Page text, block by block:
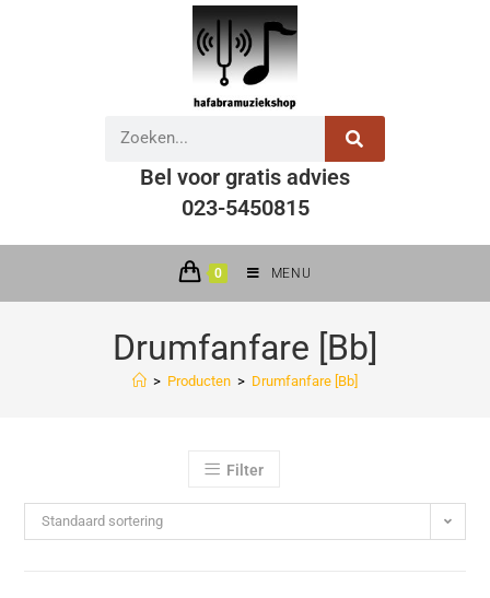
Bel voor gratis advies
023-5450815
0 MENU
Drumfanfare [Bb]
> Producten > Drumfanfare [Bb]
Filter
Standaard sortering